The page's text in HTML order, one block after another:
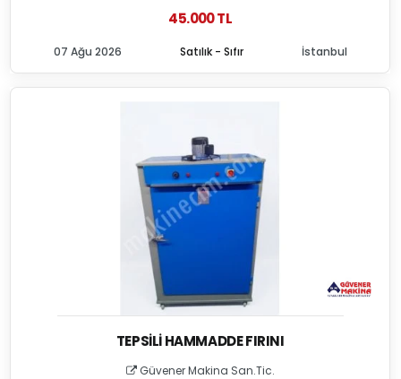
45.000 TL
Satılık - Sıfır
07 Ağu 2026 İstanbul
TEPSILI HAMMADDE FIRINI
Güvener Makina San.Tic.